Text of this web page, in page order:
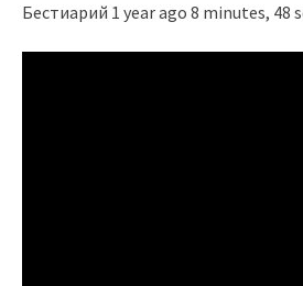
Бестиарий 1 year ago 8 minutes, 48